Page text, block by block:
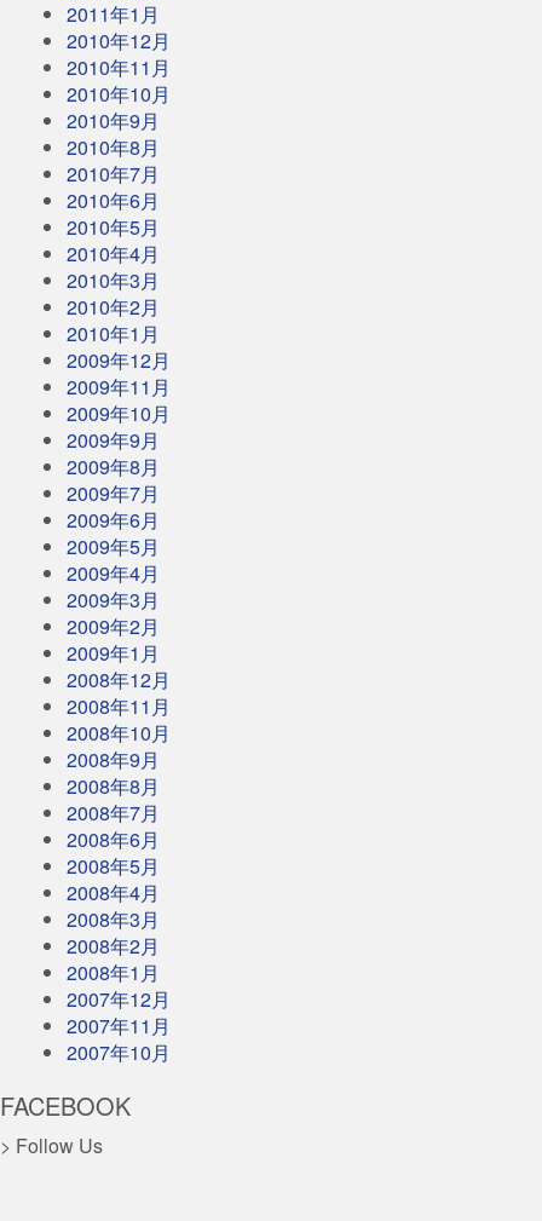
2011年1月
2010年12月
2010年11月
2010年10月
2010年9月
2010年8月
2010年7月
2010年6月
2010年5月
2010年4月
2010年3月
2010年2月
2010年1月
2009年12月
2009年11月
2009年10月
2009年9月
2009年8月
2009年7月
2009年6月
2009年5月
2009年4月
2009年3月
2009年2月
2009年1月
2008年12月
2008年11月
2008年10月
2008年9月
2008年8月
2008年7月
2008年6月
2008年5月
2008年4月
2008年3月
2008年2月
2008年1月
2007年12月
2007年11月
2007年10月
FACEBOOK
> Follow Us